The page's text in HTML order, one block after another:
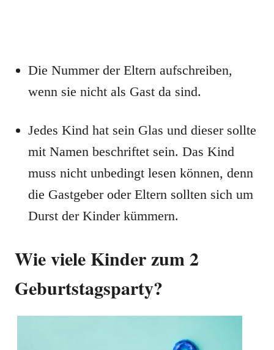
Die Nummer der Eltern aufschreiben,
wenn sie nicht als Gast da sind.
Jedes Kind hat sein Glas und dieser sollte
mit Namen beschriftet sein. Das Kind
muss nicht unbedingt lesen können, denn
die Gastgeber oder Eltern sollten sich um
Durst der Kinder kümmern.
Wie viele Kinder zum 2
Geburtstagsparty?